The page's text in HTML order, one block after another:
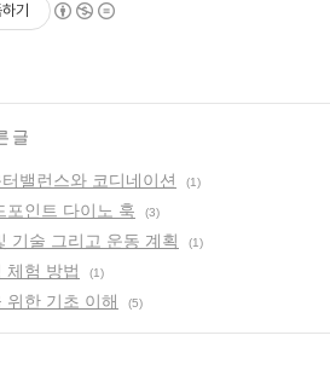
기
글
밸런스와 코디네이션 (1)
포인트 다이노 훅 (3)
기술 그리고 운동 계획 (1)
체험 방법 (1)
위한 기초 이해 (5)